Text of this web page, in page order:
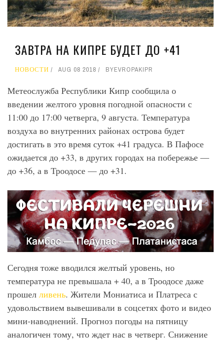
ЗАВТРА НА КИПРЕ БУДЕТ ДО +41
НОВОСТИ AUG 08 2018 BYEVROPAKIPR
Метеослужба Республики Кипр сообщила о
введении желтого уровня погодной опасности с
11:00 до 17:00 четверга, 9 августа. Температура
воздуха во внутренних районах острова будет
достигать в это время суток +41 градуса. В Пафосе
ожидается до +33, в других городах на побережье —
до +36, а в Троодосе — до +31.
Сегодня тоже вводился желтый уровень, но
температура не превышала + 40, а в Троодосе даже
прошел ливень. Жители Мониатиса и Платреса с
удовольствием вывешивали в соцсетях фото и видео
мини-наводнений. Прогноз погоды на пятницу
аналогичен тому, что ждет нас в четверг. Снижение